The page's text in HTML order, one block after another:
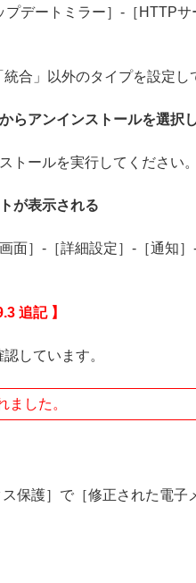
デートミラー］-［HTTP
合」以外のタイプを設定し
アンインストールを選択
トールを実行してください。
が表示される
面］-［詳細設定］-［通知
追記 】
しています。
した。
護］で［修正された電子